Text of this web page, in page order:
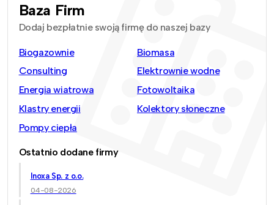
Baza Firm
Dodaj bezpłatnie swoją firmę do naszej bazy
Biogazownie
Biomasa
Consulting
Elektrownie wodne
Energia wiatrowa
Fotowoltaika
Klastry energii
Kolektory słoneczne
Pompy ciepła
Ostatnio dodane firmy
Inoxa Sp. z o.o.
04-08-2026